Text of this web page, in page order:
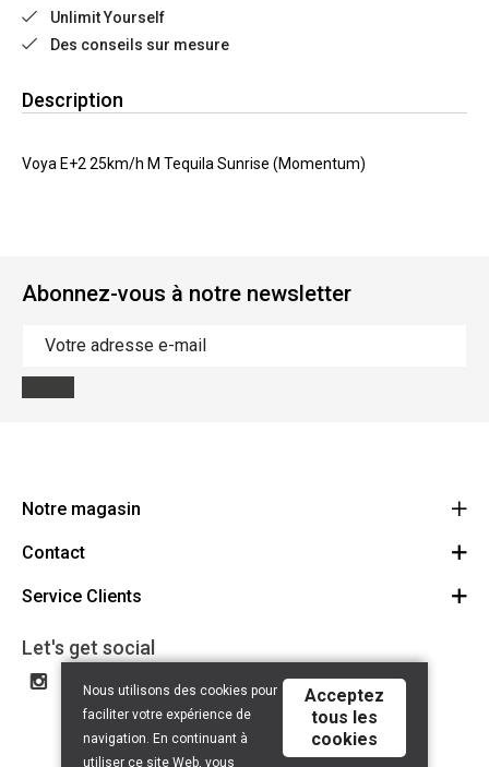
Unlimit Yourself
Des conseils sur mesure
Description
Voya E+2 25km/h M Tequila Sunrise (Momentum)
Abonnez-vous à notre newsletter
Notre magasin
Le Ravito
4600 Visé
+32 4 374 01 31
BE0632.690.220
Contact
Contactez-nous
Service Clients
Conditions Générales
Privacy Policy
Disclaimer
Let's get social
Nous utilisons des cookies pour
faciliter votre expérience de
navigation. En continuant à
utiliser ce site Web, vous
Acceptez
tous les
cookies